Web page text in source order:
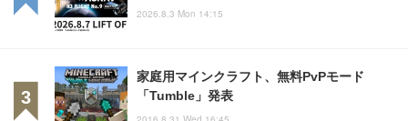
2026.8.3 Mon 14:15
家庭用マインクラフト、無料PvPモード
「Tumble」発表